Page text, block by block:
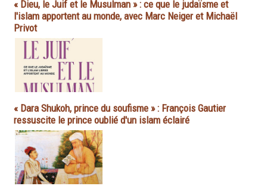
« Dieu, le Juif et le Musulman » : ce que le judaïsme et
l'islam apportent au monde, avec Marc Neiger et Michaël
Privot
« Dara Shukoh, prince du soufisme » : François Gautier
ressuscite le prince oublié d'un islam éclairé